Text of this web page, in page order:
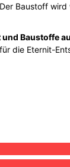
Baustoff wird
und Baustoffe
die Eternit-